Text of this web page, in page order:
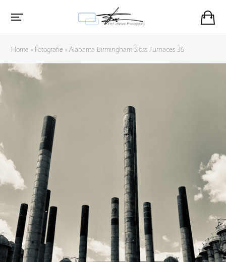
Home » Fotografie »Alabama Birmingham Sloss Furnaces 36